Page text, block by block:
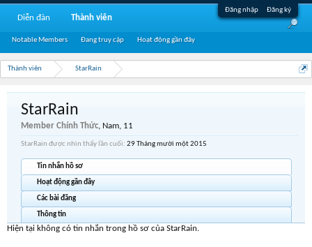
Đăng nhập Đăng ký
Thành viên StarRain
StarRain
Member Chính Thức, Nam, 11
StarRain được nhìn thấy lần cuối: 29 Tháng mười một 2015
Tin nhắn hồ sơ
Hoạt động gần đây
Các bài đăng
Thông tin
Hiện tại không có tin nhắn trong hồ sơ của StarRain.
Diễn đàn Thành viên
Notable Members Đang truy cập Hoạt động gần đây